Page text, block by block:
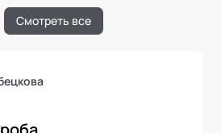
Смотреть все